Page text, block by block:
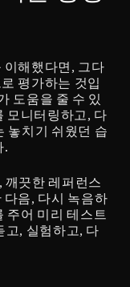
이해했다면, 그다
평가하는 것입
도움을 줄 수 있
모니터링하고, 다
놓치기 쉬웠던 습
.
깨끗한 레퍼런스
다음, 다시 녹음하
주어 미리 테스트
고, 실험하고, 다